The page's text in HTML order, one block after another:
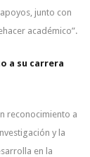
junto con
académico”.
a su carrera
reconocimiento a
y la
en la